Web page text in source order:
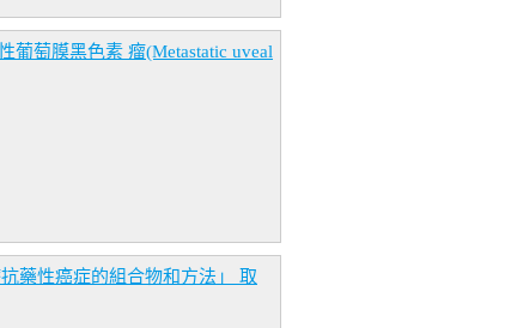
萄膜黑色素 瘤(Metastatic uveal
藥性癌症的組合物和方法」 取